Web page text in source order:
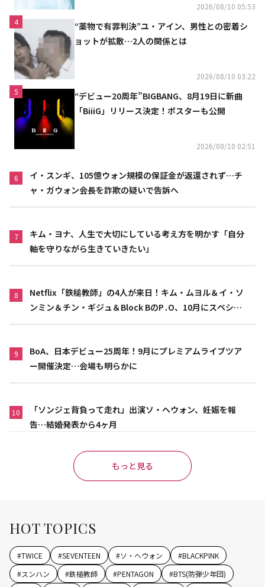
2026/08/10 05:53
4
“薬物で有罪判決”ユ・アイン、男性との密着シ
ョットが拡散…2人の関係とは
2026/08/10 03:22
5
“デビュー20周年”BIGBANG、8月19日に新曲
「BiiiG」リリース決定！ポスターも公開
2026/08/10 02:51
6
イ・スンギ、105億ウォン規模の保証金が返還されず…チ
ャ・ガウォン会長を詐欺の疑いで告訴へ
7
キム・ヨナ、人生で大切にしている考え方を明かす「自分
軸を守りながら生きていきたい」
8
Netflix「鉄槌教師」の4人が来日！キム・ムヨル＆イ・ソ
ンミン＆チン・ギジュ＆Block BのP․O、10月にスペシャ
9
BoA、日本デビュー25周年！9月にプレミアムライブツア
ー開催決定…会場も明らかに
10
「ソンジェ背負って走れ」出演ソ・ヘウォン、妊娠を報
告…結婚発表から4ヶ月
もっと見る
HOT TOPICS
#TWICE #SEVENTEEN #ソ・ヘウォン #BLACKPINK
#スンハン #鉄槌教師 #PENTAGON #BTS(防弾少年団)